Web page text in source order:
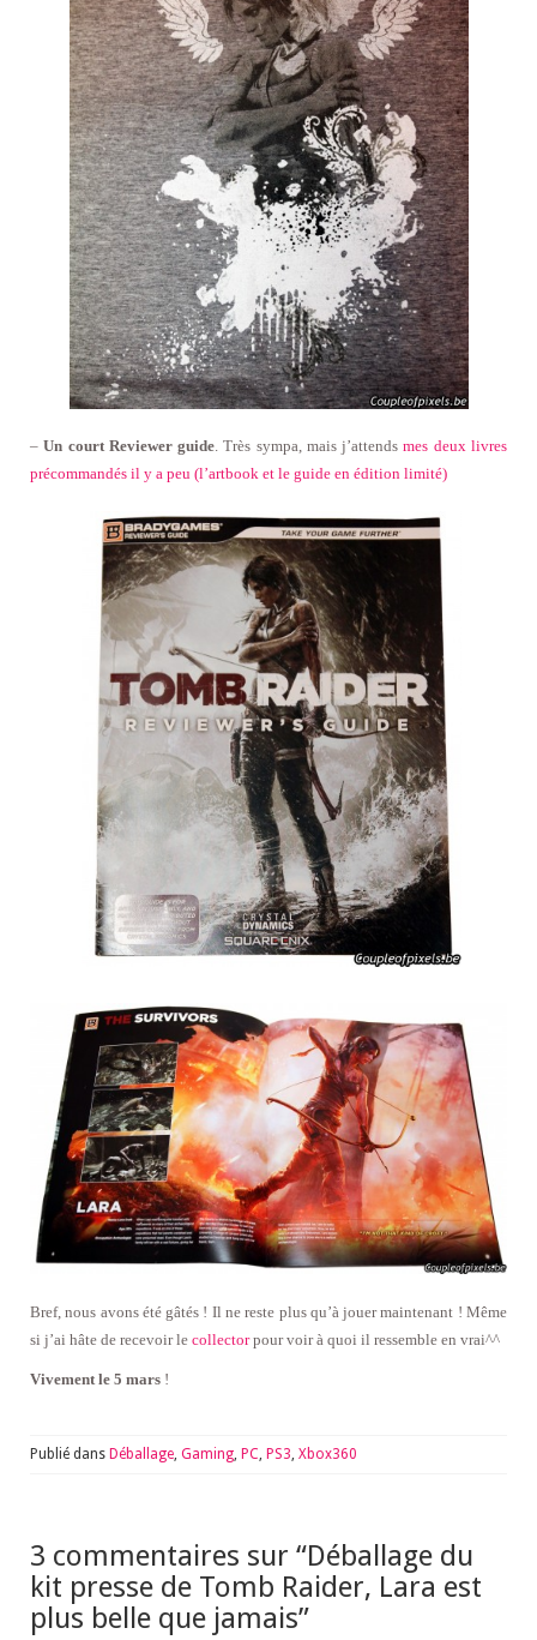
–Un court Reviewer guide. Très sympa, mais j’attendsmes deux livres
précommandés il y a peu (l’artbook et le guide en édition limité)
Bref, nous avons été gâtés ! Il ne reste plus qu’à jouer maintenant ! Même
si j’ai hâte de recevoir le collectorpour voir à quoi il ressemble en vrai^^
Vivement le 5 mars !
Publié dans Déballage Gaming PC PS3 Xbox360
3 commentaires sur “Déballage du
kit presse de Tomb Raider, Lara est
plus belle que jamais”